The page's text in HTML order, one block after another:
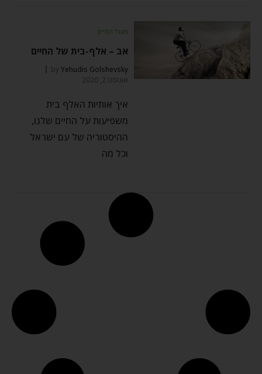
מעגל החיים
אב – אלף-בית של החיים
byYehudis Golshevsky
אוגוסט 2, 2020
איך אותיות האלף בית
משפיעות על החיים שלנו,
ההיסטוריה של עם ישראל
וכל מה